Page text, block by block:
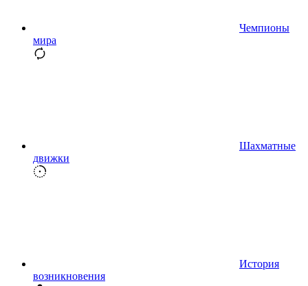
Чемпионы
мира
Шахматные
движки
История
возникновения